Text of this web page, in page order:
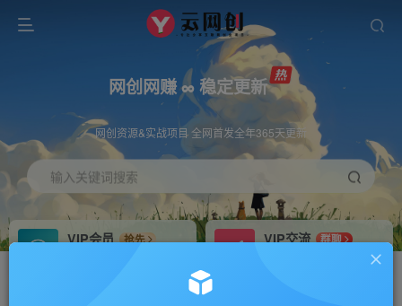
网创网赚 ∞ 稳定更新
网创资源&实战项目 全网首发全年365天更新
输入关键词搜索
VIP会员
抢先
VIP交流
群聊
研究探讨更多创业项目路子。